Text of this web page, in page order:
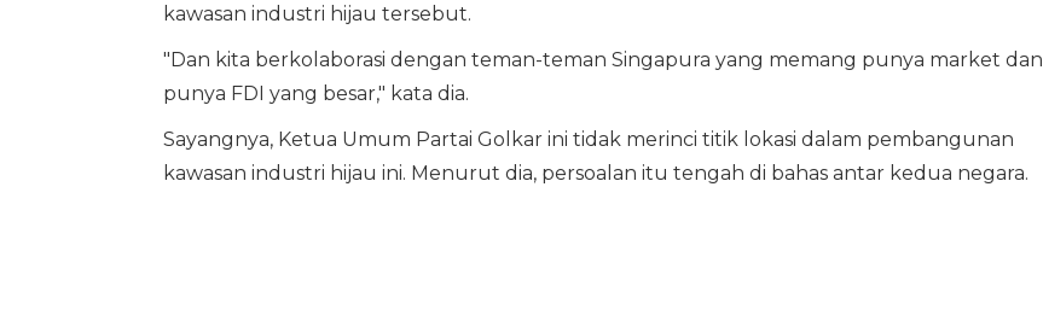
kawasan industri hijau tersebut.
"Dan kita berkolaborasi dengan teman-teman Singapura yang memang punya market dan
punya FDI yang besar," kata dia.
Sayangnya, Ketua Umum Partai Golkar ini tidak merinci titik lokasi dalam pembangunan
kawasan industri hijau ini. Menurut dia, persoalan itu tengah di bahas antar kedua negara.